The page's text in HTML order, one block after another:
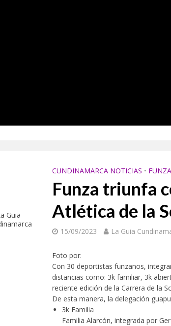
de Cine por los Derechos Humanos abrirá su
Guia
CUNDINAMARCA NOTICIAS •
Funza triunfa
Atlética de la
15/09/2023 La Guia
Foto por:
Con 30 deportistas funzanos,
distancias como: 3k familiar, 3k
reciente edición de la Carrera de la
De esta manera, la delegación
3k Familia
Familia Alarcón, integrada por